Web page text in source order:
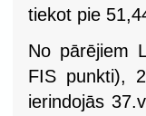
tiekot pie
No pārējiem
FIS punkti),
ierindojās